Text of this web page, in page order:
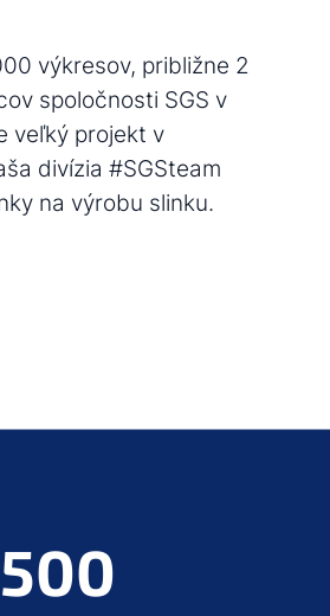
výkresov, približne 2
spoločnosti SGS v
veľký projekt v
divízia #SGSteam
na výrobu slinku.